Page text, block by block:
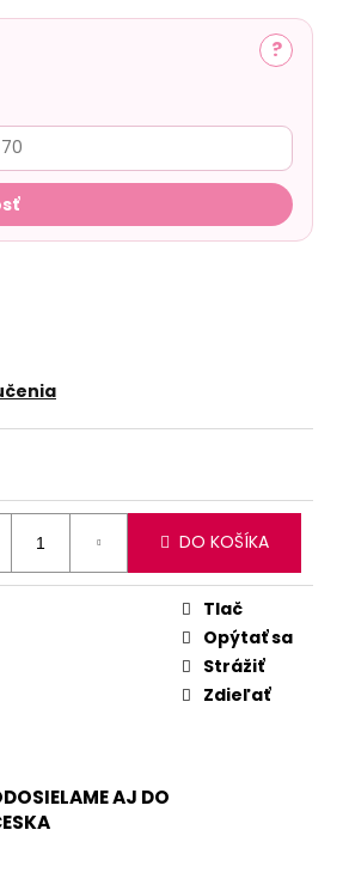
?
DO KOŠÍKA
Tlač
Opýtať sa
Strážiť
Zdieľať
AJ DO